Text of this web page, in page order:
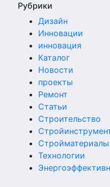
Рубрики
Дизайн
Инновации
инновация
Каталог
Новости
проекты
Ремонт
Статьи
Строительство
Стройматериалы
Технологии